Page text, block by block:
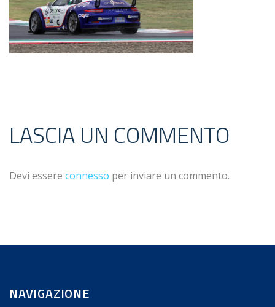
LASCIA UN COMMENTO
Devi essere connesso per inviare un commento.
NAVIGAZIONE